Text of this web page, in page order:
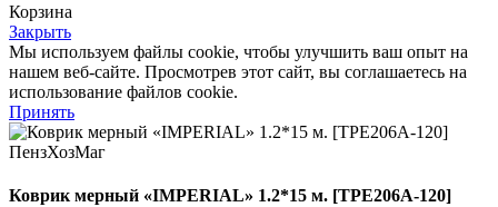
Корзина
Закрыть
Мы используем файлы cookie, чтобы улучшить ваш опыт на
нашем веб-сайте. Просмотрев этот сайт, вы соглашаетесь на
использование файлов cookie.
Принять
Коврик мерный «IMPERIAL» 1.2*15 м. [TPE206A-120]